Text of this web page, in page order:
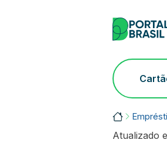
Portalbrasil
Atualizado